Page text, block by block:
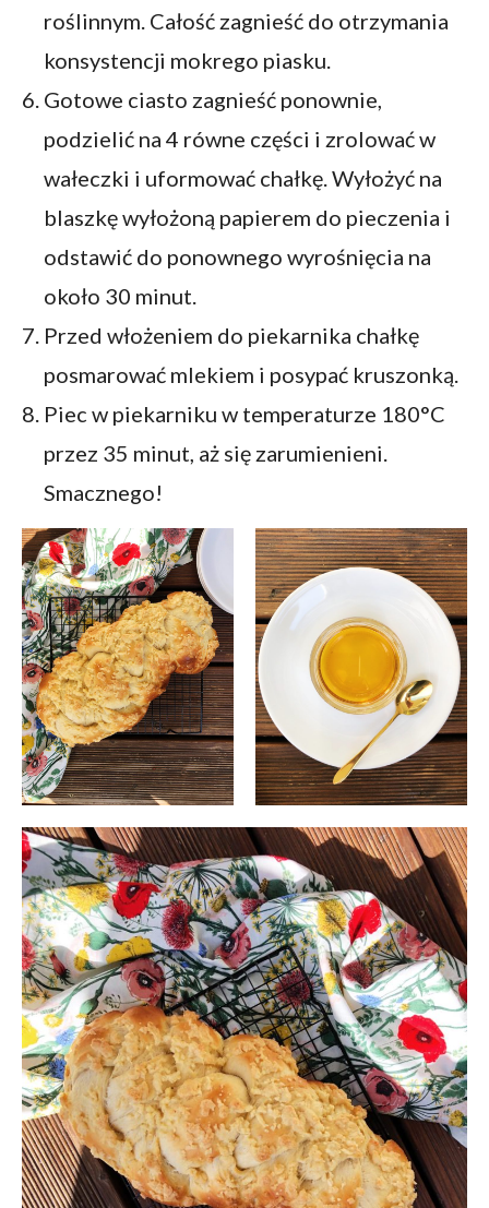
roślinnym. Całość zagnieść do otrzymania
konsystencji mokrego piasku.
Gotowe ciasto zagnieść ponownie,
podzielić na 4 równe części i zrolować w
wałeczki i uformować chałkę. Wyłożyć na
blaszkę wyłożoną papierem do pieczenia i
odstawić do ponownego wyrośnięcia na
około 30 minut.
Przed włożeniem do piekarnika chałkę
posmarować mlekiem i posypać kruszonką.
Piec w piekarniku w temperaturze 180°C
przez 35 minut, aż się zarumienieni.
Smacznego!